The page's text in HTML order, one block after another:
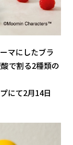
マにしたブラ
で割る2種類の
にて2月14日